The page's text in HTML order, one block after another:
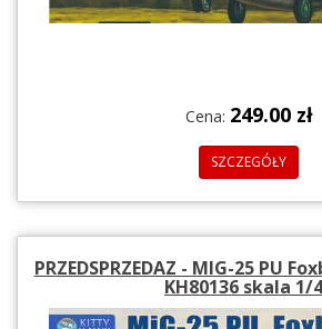
Cena: 249.00 zł
SZCZEGÓŁY
PRZEDSPRZEDAZ - MIG-25 PU
KH80136 skala 1/